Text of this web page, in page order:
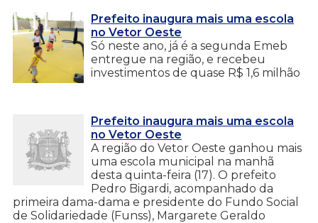
Prefeito inaugura mais uma escola
no Vetor Oeste
Só neste ano, já é a segunda Emeb
entregue na região, e recebeu
investimentos de quase R$ 1,6 milhão
Prefeito inaugura mais uma escola
no Vetor Oeste
A região do Vetor Oeste ganhou mais
uma escola municipal na manhã
desta quinta-feira (17). O prefeito
Pedro Bigardi, acompanhado da
primeira dama-dama e presidente do Fundo Social
de Solidariedade (Funss), Margarete Geraldo